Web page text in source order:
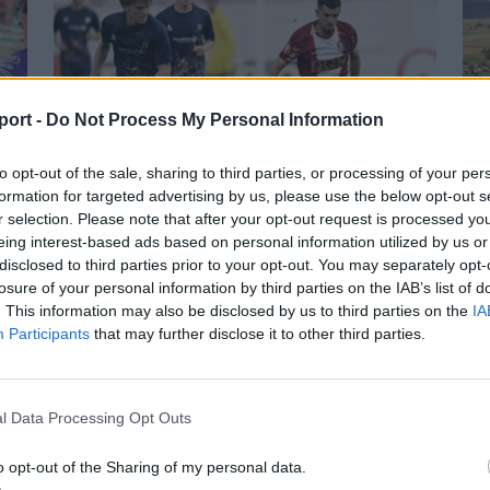
- Do Not Process My Personal Information
opt-out of the sale, sharing to third parties, or processing of your
for targeted advertising by us, please use the below opt-out
selection. Please note that after your opt-out request is processed
interest-based ads based on personal information utilized by us
to third parties prior to your opt-out. You may separately
of your personal information by third parties on the IAB’s list of
This information may also be disclosed by us to third parties on the
Participants that may further disclose it to other third parties.
Data Processing Opt Outs
opt-out of the Sharing of my personal data.
Nagy pofonba szaladt belé a
Kolozsvári CFR, kikapott a Győr és
a Loki is
Kolozsvári CFR a Konferencia Liga
selejtezőjének harmadik fordulójában. A
Debrecen is hátrányból várja a visszavágót.